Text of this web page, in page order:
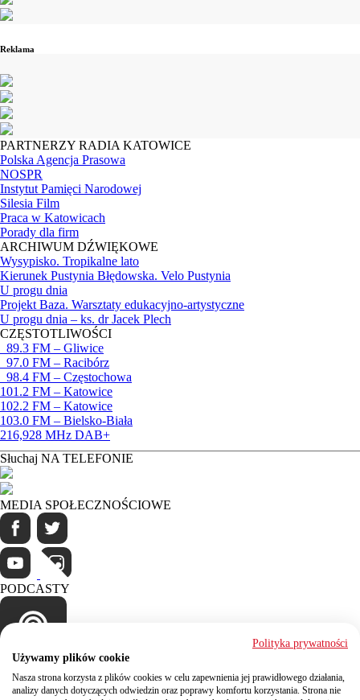
Reklama
PARTNERZY RADIA KATOWICE
Polska Agencja Prasowa
NOSPR
Instytut Pamięci Narodowej
Silesia Film
Praca w Katowicach
Porady dla firm
ARCHIWUM DŹWIĘKOWE
Wysypisko. Tropikalne lato
Kierunek Pustynia Błędowska. Velo Pustynia
U progu dnia
Projekt Baza. Warsztaty edukacyjno-artystyczne
U progu dnia – ks. dr Jacek Plech
CZĘSTOTLIWOŚCI
89.3 FM – Gliwice
97.0 FM – Racibórz
98.4 FM – Częstochowa
101.2 FM – Katowice
102.2 FM – Katowice
103.0 FM – Bielsko-Biała
216,928 MHz DAB+
Słuchaj NA TELEFONIE
MEDIA SPOŁECZNOŚCIOWE
PODCASTY
Kontakt
Polityka prywatności
Używamy plików cookie
Nasza strona korzysta z plików cookies w celu zapewnienia jej prawidłowego działania,
analizy danych dotyczących odwiedzin oraz poprawy komfortu korzystania. Strona nie